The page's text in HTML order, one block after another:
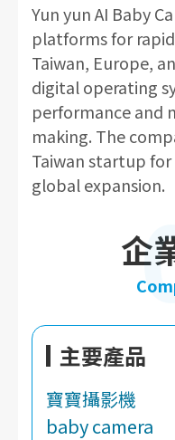
Yun yun AI Baby
platforms for
Taiwan, Europe,
digital operating
performance and
making. The
Taiwan startup
global expansion.
企
主要產品
寶寶攝影機
baby camera